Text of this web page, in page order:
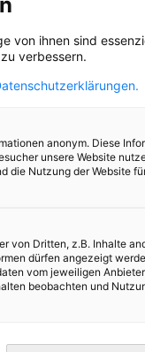
von ihnen sind
verbessern.
anonym. Diese
unsere Website
die Nutzung der Website
von Dritten, z.B. Inhalte
dürfen angezeigt
vom jeweiligen
beobachten und